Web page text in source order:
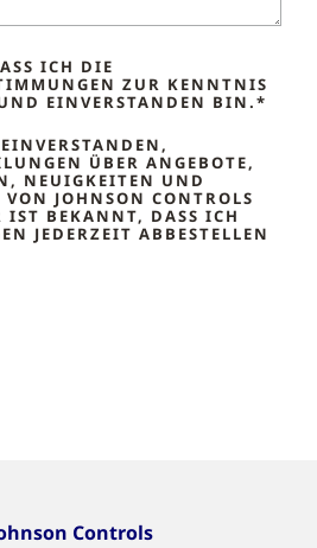
ICH DIE
ZUR KENNTNIS
EINVERSTANDEN BIN.*
ÜBER ANGEBOTE,
NEUIGKEITEN UND
VON JOHNSON CONTROLS
BEKANNT, DASS ICH
JEDERZEIT ABBESTELLEN
Controls